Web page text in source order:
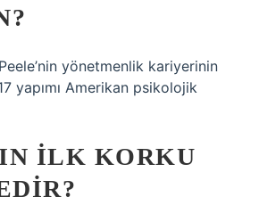
yönetmenlik kariyerinin
yapımı Amerikan psikolojik
ILK KORKU